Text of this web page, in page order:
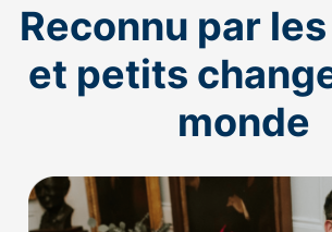
Reconnu par
et petits
monde